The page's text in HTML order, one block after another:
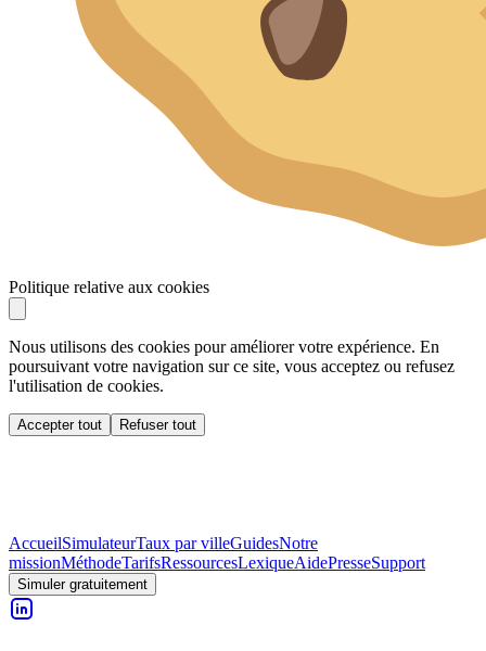
Politique relative aux cookies
Nous utilisons des cookies pour améliorer votre expérience. En
poursuivant votre navigation sur ce site, vous acceptez ou refusez
l'utilisation de cookies.
Accepter tout Refuser tout
AccueilSimulateurTaux par villeGuidesNotre
missionMéthodeTarifsRessourcesLexiqueAidePresseSupport
Simuler gratuitement